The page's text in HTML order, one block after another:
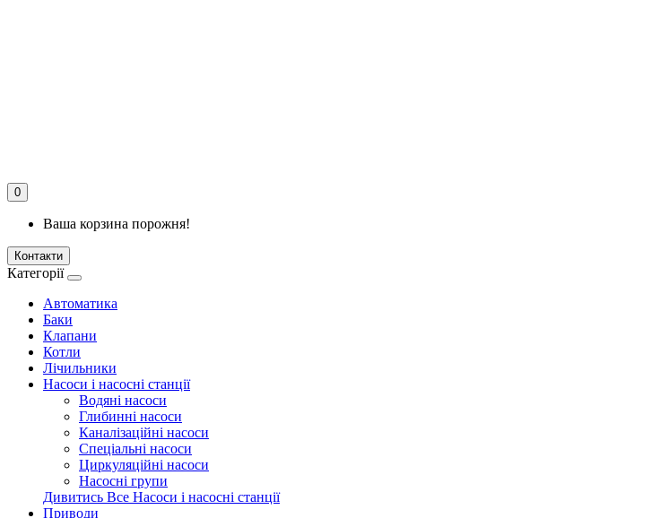
0
Ваша корзина порожня!
Контакти
Категорії
Автоматика
Баки
Клапани
Котли
Лічильники
Насоси і насосні станції
Водяні насоси
Глибинні насоси
Каналізаційні насоси
Спеціальні насоси
Циркуляційні насоси
Насосні групи
Дивитись Все Насоси і насосні станції
Приводи